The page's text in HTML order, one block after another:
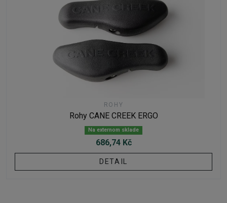
ROHY
Rohy CANE CREEK ERGO
Na externom sklade
686,74 Kč
DETAIL